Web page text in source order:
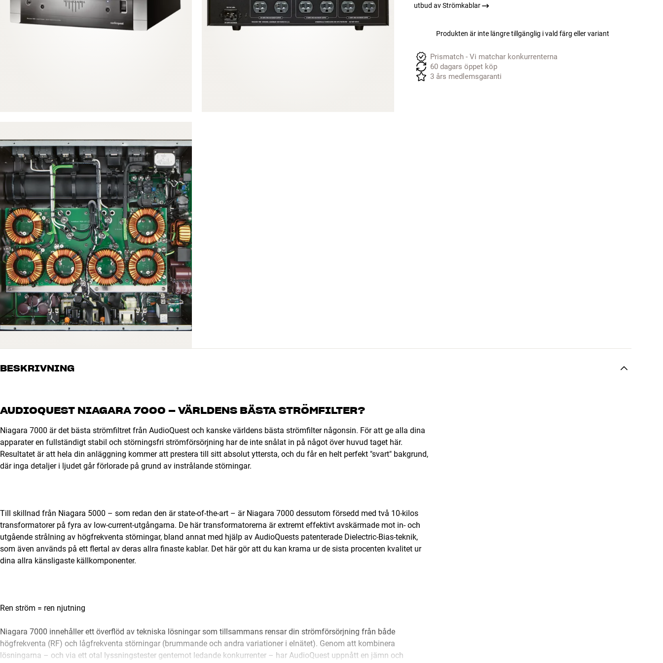
utbud av Strömkablar
Produkten är inte längre tillgänglig i vald färg eller variant
Prismatch - Vi matchar konkurrenterna
60 dagars öppet köp
3 års medlemsgaranti
BESKRIVNING
AUDIOQUEST NIAGARA 7000 – VÄRLDENS BÄSTA STRÖMFILTER?
Niagara 7000 är det bästa strömfiltret från AudioQuest och kanske världens bästa strömfilter någonsin. För att ge alla dina
apparater en fullständigt stabil och störningsfri strömförsörjning har de inte snålat in på något över huvud taget här.
Resultatet är att hela din anläggning kommer att prestera till sitt absolut yttersta, och du får en helt perfekt "svart" bakgrund,
där inga detaljer i ljudet går förlorade på grund av instrålande störningar.
Till skillnad från Niagara 5000 – som redan den är state-of-the-art – är Niagara 7000 dessutom försedd med två 10-kilos
transformatorer på fyra av low-current-utgångarna. De här transformatorerna är extremt effektivt avskärmade mot in- och
utgående strålning av högfrekventa störningar, bland annat med hjälp av AudioQuests patenterade Dielectric-Bias-teknik,
som även används på ett flertal av deras allra finaste kablar. Det här gör att du kan krama ur de sista procenten kvalitet ur
dina allra känsligaste källkomponenter.
Ren ström = ren njutning
Niagara 7000 innehåller ett överflöd av tekniska lösningar som tillsammans rensar din strömförsörjning från både
högfrekventa (RF) och lågfrekventa störningar (brummande och andra variationer i elnätet). Genom att kombinera
lösningarna – och via ett otal lyssningstester gentemot ledande konkurrenter – har AudioQuest uppnått en jämn och